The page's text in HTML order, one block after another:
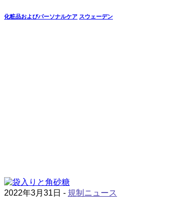
化粧品およびパーソナルケア スウェーデン
2022年3月31日 - 規制ニュース